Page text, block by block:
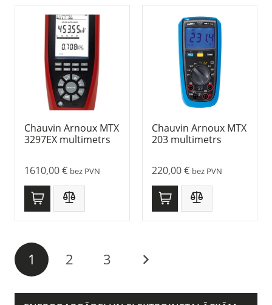
Chauvin Arnoux MTX
3297EX multimetrs
1610,00€ bez PVN
Chauvin Arnoux MTX
203 multimetrs
220,00€ bez PVN
1 2 3